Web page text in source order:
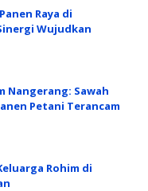
Raya di
Wujudkan
Nangerang: Sawah
Petani Terancam
Rohim di